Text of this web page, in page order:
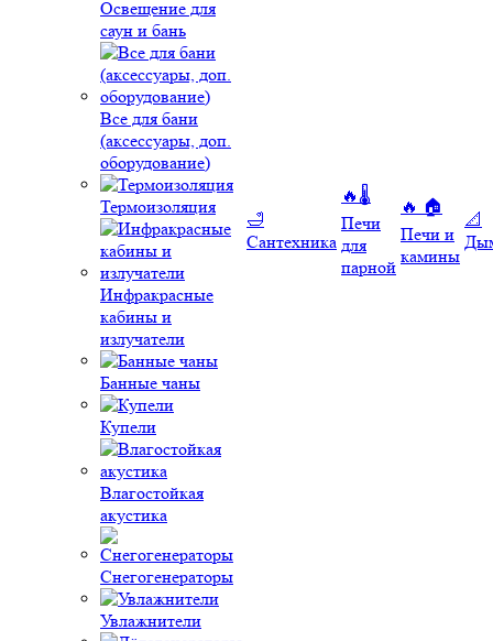
Освещение для
саун и бань
Все для бани
(аксессуары, доп.
оборудование)
Термоизоляция
Инфракрасные
кабины и
излучатели
Банные чаны
Купели
Влагостойкая
акустика
Снегогенераторы
Увлажнители
🛁
Сантехника
🔥🌡️
Печи
для
парной
🔥 🏠
Печи и
камины
📐